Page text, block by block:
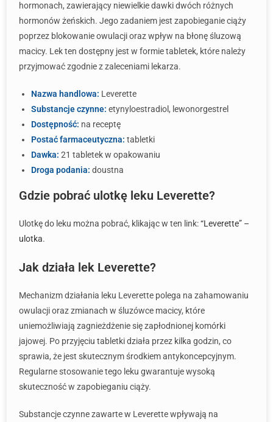
hormonach, zawierający niewielkie dawki dwóch różnych
hormonów żeńskich. Jego zadaniem jest zapobieganie ciąży
poprzez blokowanie owulacji oraz wpływ na błonę śluzową
macicy. Lek ten dostępny jest w formie tabletek, które należy
przyjmować zgodnie z zaleceniami lekarza.
Nazwa handlowa: Leverette
Substancje czynne: etynyloestradiol, lewonorgestrel
Dostępność: na receptę
Postać farmaceutyczna: tabletki
Dawka: 21 tabletek w opakowaniu
Droga podania: doustna
Gdzie pobrać ulotkę leku Leverette?
Ulotkę do leku można pobrać, klikając w ten link:“Leverette” –
ulotka.
Jak działa lek Leverette?
Mechanizm działania leku Leverette polega na zahamowaniu
owulacji oraz zmianach w śluzówce macicy, które
uniemożliwiają zagnieżdżenie się zapłodnionej komórki
jajowej. Po przyjęciu tabletki działa przez kilka godzin, co
sprawia, że jest skutecznym środkiem antykoncepcyjnym.
Regularne stosowanie tego leku gwarantuje wysoką
skuteczność w zapobieganiu ciąży.
Substancje czynne zawarte w Leverette wpływają na